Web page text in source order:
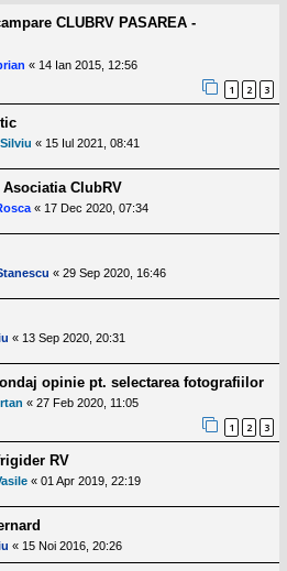
CLUBRV PASAREA -
« 14 Ian 2015, 12:56
1 2 3
« 15 Iul 2021, 08:41
ClubRV
« 17 Dec 2020, 07:34
« 29 Sep 2020, 16:46
« 13 Sep 2020, 20:31
opinie pt. selectarea fotografiilor
« 27 Feb 2020, 11:05
1 2 3
RV
« 01 Apr 2019, 22:19
« 15 Noi 2016, 20:26